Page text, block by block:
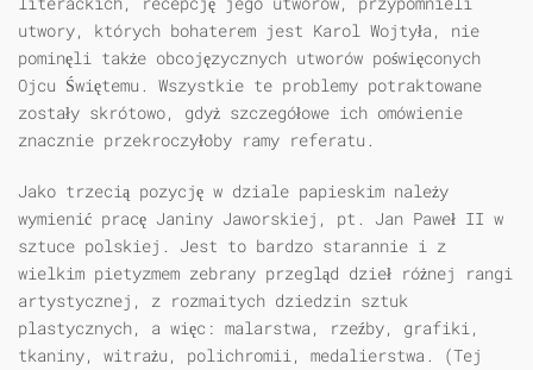
utwory, których bohaterem jest Karol Wojtyła, nie
pominęli także obcojęzycznych utworów poświęconych
Ojcu Świętemu. Wszystkie te problemy potraktowane
zostały skrótowo, gdyż szczegółowe ich omówienie
znacznie przekroczyłoby ramy referatu.
Jako trzecią pozycję w dziale papieskim należy
wymienić pracę Janiny Jaworskiej, pt. Jan Paweł II w
sztuce polskiej. Jest to bardzo starannie i z
wielkim pietyzmem zebrany przegląd dzieł różnej rangi
artystycznej, z rozmaitych dziedzin sztuk
plastycznych, a więc: malarstwa, rzeźby, grafiki,
tkaniny, witrażu, polichromii, medalierstwa. (Tej